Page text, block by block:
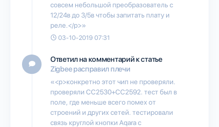
совсем небольшой преобразователь с
12/24в до 3/5в чтобы запитать плату и
реле.</p>»
03-10-2019 07:31
Ответил на комментарий к статье
Zigbee расправил плечи
«<p>конкретно этот чип не проверяли.
проверяли CC2530+CC2592. тест был в
поле, где меньше всего помех от
строений и других сетей. тестировали
связь круглой кнопки Aqara с